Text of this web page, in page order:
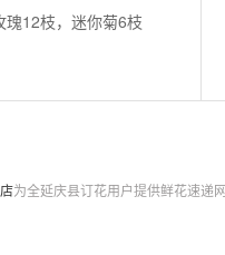
瑰12枝，迷你菊6枝
为全延庆县订花用户提供鲜花速递